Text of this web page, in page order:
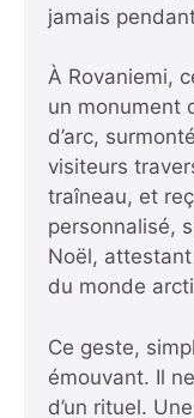
jamais
À Rovaniemi,
un monument
d’arc,
visiteurs
traîneau, et
personnalisé,
Noël,
du monde
Ce geste,
émouvant. Il
d’un rituel.